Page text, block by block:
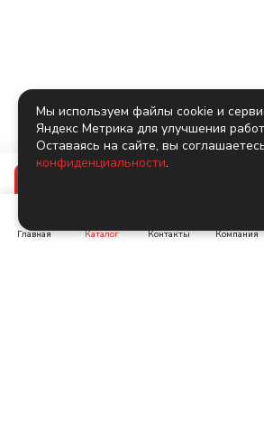
Главная Каталог Контакты Компания
Мы используем файлы cookie и
Яндекс Метрика для улучшения
Оставаясь на сайте, вы
конфиденциальности.